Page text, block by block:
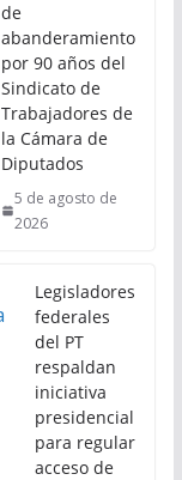
de
abanderamiento
por 90 años del
Sindicato de
Trabajadores de
la Cámara de
Diputados
5 de agosto de
2026
Legisladores
federales
del PT
respaldan
iniciativa
presidencial
para regular
acceso de